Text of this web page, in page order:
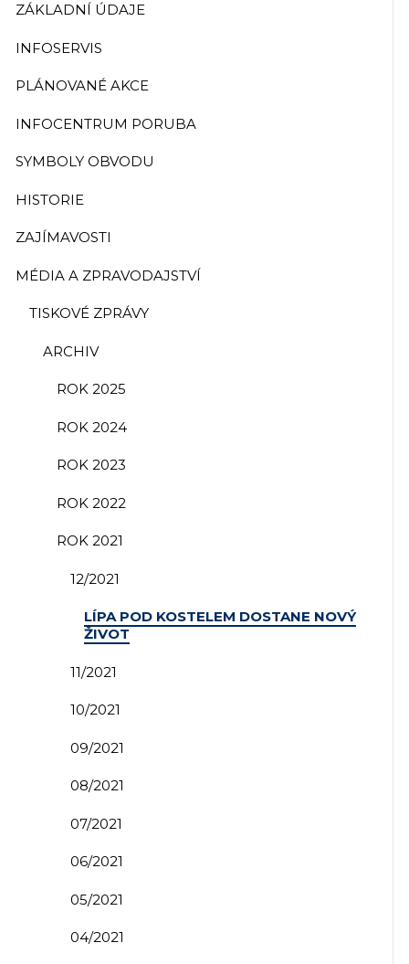
ZÁKLADNÍ ÚDAJE
INFOSERVIS
PLÁNOVANÉ AKCE
INFOCENTRUM PORUBA
SYMBOLY OBVODU
HISTORIE
ZAJÍMAVOSTI
MÉDIA A ZPRAVODAJSTVÍ
TISKOVÉ ZPRÁVY
ARCHIV
ROK 2025
ROK 2024
ROK 2023
ROK 2022
ROK 2021
12/2021
LÍPA POD KOSTELEM DOSTANE NOVÝ
ŽIVOT
11/2021
10/2021
09/2021
08/2021
07/2021
06/2021
05/2021
04/2021